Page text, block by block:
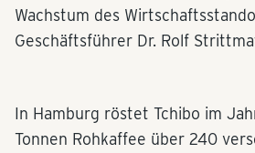
Wachstum des
Geschäftsführer Dr. Rolf
In Hamburg röstet Tchibo im
Tonnen Rohkaffee über 240